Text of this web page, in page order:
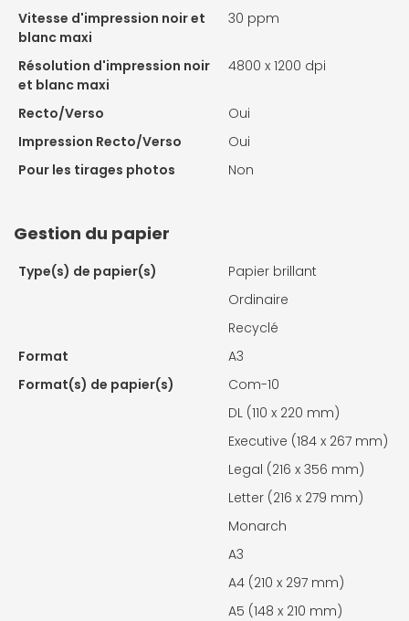
Vitesse d'impression noir et
blanc maxi
30 ppm
Résolution d'impression noir
et blanc maxi
4800 x 1200 dpi
Recto/Verso
Oui
Impression Recto/Verso
Oui
Pour les tirages photos
Non
Gestion du papier
Type(s) de papier(s)
Papier brillant
Ordinaire
Recyclé
Format
A3
Format(s) de papier(s)
Com-10
DL (110 x 220 mm)
Executive (184 x 267 mm)
Legal (216 x 356 mm)
Letter (216 x 279 mm)
Monarch
A3
A4 (210 x 297 mm)
A5 (148 x 210 mm)